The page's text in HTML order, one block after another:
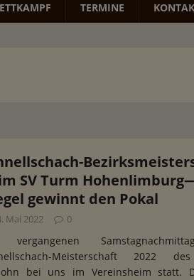
TERMINE
SV Turm
gewinnt den Pokal
Mai 2022 0
vergangenen
Meisterschaft 2022
bei uns im Vereinsheim statt.